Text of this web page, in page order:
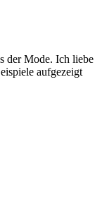
der Mode. Ich liebe
aufgezeigt